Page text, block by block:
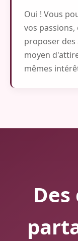
Oui ! Vous
vos
proposer des
moyen
mêmes